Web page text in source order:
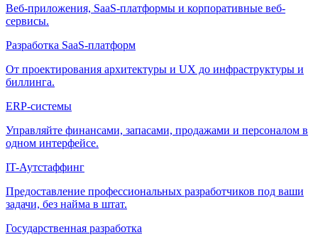
Веб-приложения, SaaS-платформы и корпоративные веб-
сервисы.
Разработка SaaS-платформ
От проектирования архитектуры и UX до инфраструктуры и
биллинга.
ERP-системы
Управляйте финансами, запасами, продажами и персоналом в
одном интерфейсе.
IT-Аутстаффинг
Предоставление профессиональных разработчиков под ваши
задачи, без найма в штат.
Государственная разработка